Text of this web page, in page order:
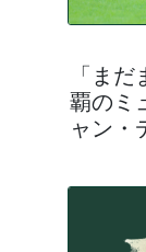
「ま
覇のミ
ャン・